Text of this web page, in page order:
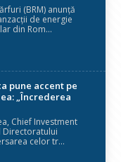
(BRM) anunță
de energie
din Rom...
pune accent pe
„Încrederea
Chief Investment
Directoratului
celor tr...